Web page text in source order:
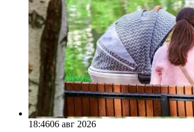
18:4606 авг 2026